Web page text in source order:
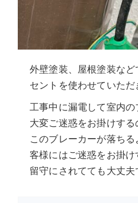
外壁塗装、屋根塗装な
セントを使わせていただ
工事中に漏電して室内
大変ご迷惑をお掛けす
このブレーカーが落ち
客様にはご迷惑をお掛け
留守にされてても大丈夫